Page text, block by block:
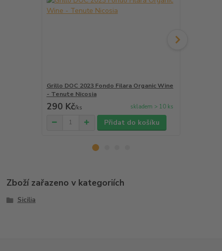
Grillo DOC 2023 Fondo Filara Organic Wine
- Tenute Nicosia
290 Kč/ks skladem > 10 ks
Přidat do košíku
Zboží zařazeno v kategoriích
Sicilia